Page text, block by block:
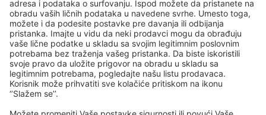
Pokušajte još jednom kad izaberete druge kriterijume
Copyright © eSky.rs. Sva prava zadržana.